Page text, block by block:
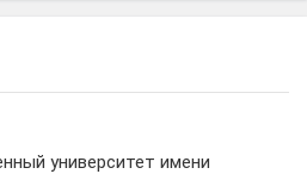
университет имени